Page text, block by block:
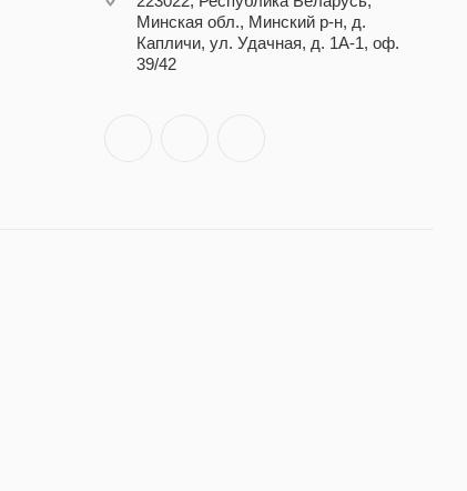
Минская обл., Минский р-н, д.
Капличи, ул. Удачная, д. 1А-1, оф.
39/42